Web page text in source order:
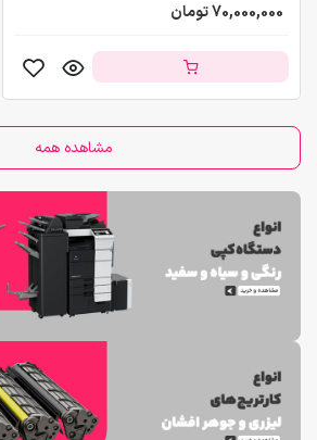
70,000,000 تومان
مشاهده همه